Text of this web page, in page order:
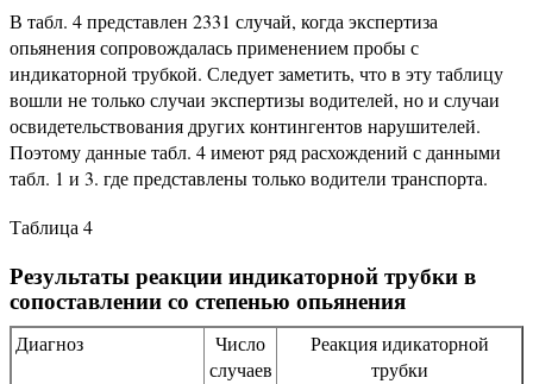
В табл. 4 представлен 2331 случай, когда экспертиза
опьянения сопровождалась применением пробы с
индикаторной трубкой. Следует заметить, что в эту таблицу
вошли не только случаи экспертизы водителей, но и случаи
освидетельствования других контингентов нарушителей.
Поэтому данные табл. 4 имеют ряд расхождений с данными
табл. 1 и 3. где представлены только водители транспорта.
Таблица 4
Результаты реакции индикаторной трубки в
сопоставлении со степенью опьянения
Диагноз
Число
случаев
Реакция идикаторной
трубки